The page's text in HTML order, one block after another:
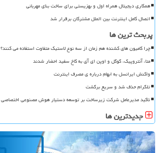
همکاری دیجیتال همراه اول و بهزیستی برای ساخت بنای مهربانی
اتصال کامل اینترنت بین الملل مشترکان برقرار شد
پربحث ترین ها
چرا کامیون های کشنده هم زمان از سه نوع لاستیک متفاوت استفاده می کنند؟
متا، آنتروپیک، گوگل و اوپن ای آی به کاخ سفید احضار شدند
واکنش ایرانسل به ابهام درباره ی مصرف اینترنت
تلگرام حذف شد و سریع برگشت
تاکید مدیرعامل شرکت زیرساخت بر توسعه دستیار هوش مصنوعی اختصاصی
جدیدترین ها